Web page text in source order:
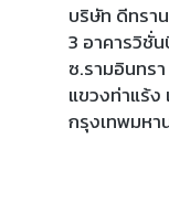
บริษัท ดีทรา
3 อาคารวิชั่
ซ.รามอินทร
แขวงท่าแร้ง
กรุงเทพมหา